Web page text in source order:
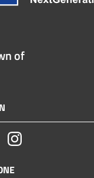
of
Instagram